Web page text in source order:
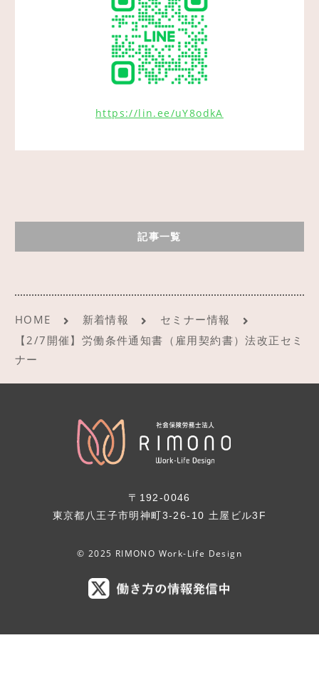
https://lin.ee/uY8odkA
記事一覧
HOME 新着情報
セミナー情報
【2/7開催】労働条件通知書（雇用契約書）法改正セミ
ナー
〒192-0046
東京都八王子市明神町3-26-10 土屋ビル3F
© 2025 RIMONO Work-Life Design